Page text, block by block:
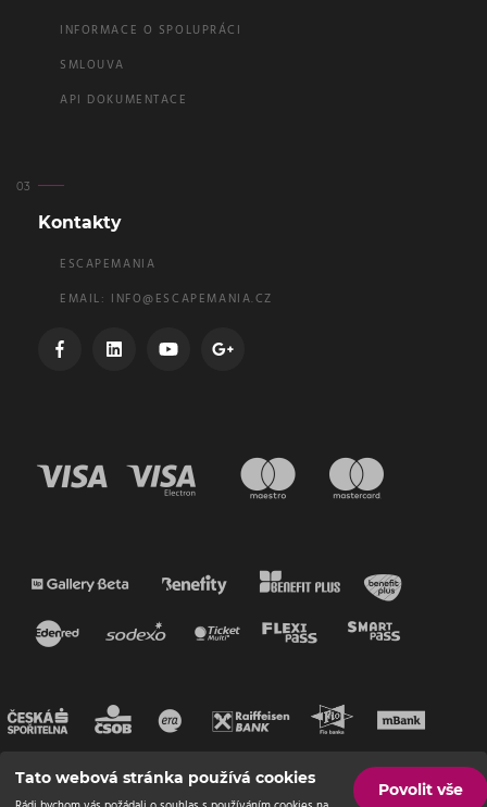
INFORMACE O SPOLUPRÁCI
SMLOUVA
API DOKUMENTACE
Kontakty
ESCAPEMANIA
EMAIL: INFO@ESCAPEMANIA.CZ
Tato webová stránka používá cookies
Povolit vše